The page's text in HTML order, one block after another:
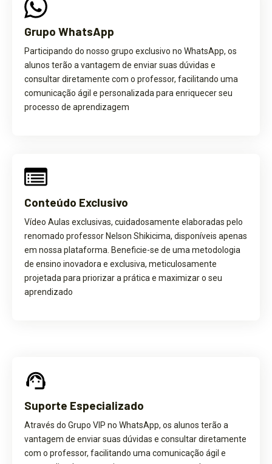
Grupo WhatsApp
Participando do nosso grupo exclusivo no WhatsApp, os
alunos terão a vantagem de enviar suas dúvidas e
consultar diretamente com o professor, facilitando uma
comunicação ágil e personalizada para enriquecer seu
processo de aprendizagem
Conteúdo Exclusivo
Vídeo Aulas exclusivas, cuidadosamente elaboradas pelo
renomado professor Nelson Shikicima, disponíveis apenas
em nossa plataforma. Beneficie-se de uma metodologia
de ensino inovadora e exclusiva, meticulosamente
projetada para priorizar a prática e maximizar o seu
aprendizado
Suporte Especializado
Através do Grupo VIP no WhatsApp, os alunos terão a
vantagem de enviar suas dúvidas e consultar diretamente
com o professor, facilitando uma comunicação ágil e